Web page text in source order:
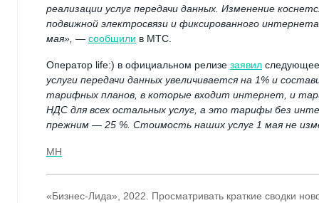
реализации услуг передачи данных. Изменение
подвижной электросвязи и фиксированного
мая», — сообщили в МТС.
Оператор life:) в официальном релизе заявил
услуги передачи данных увеличивается на 1% и
тарифных планов, в которые входит интернет, и
НДС для всех остальных услуг, а это тарифы без
прежним — 25 %. Стоимость наших услуг 1 мая не
МН
«Бизнес-Лида», 2022. Просматривать краткие сводки